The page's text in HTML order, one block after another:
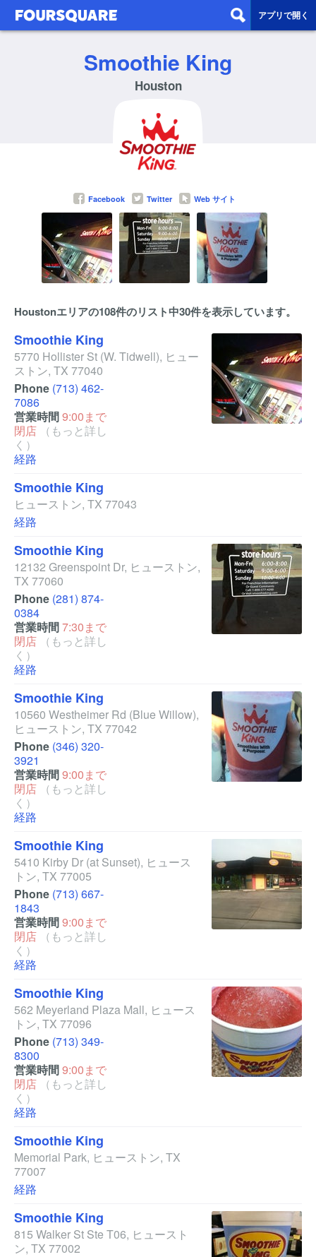
アプリで開く
Smoothie King
Houston
Facebook Twitter Web サイト
Houstonエリアの108件のリスト中30件を表示しています。
Smoothie King
5770 Hollister St (W. Tidwell), ヒュー
ストン, TX 77040
Phone (713) 462-
7086
営業時間9:00まで
閉店
（もっと詳し
く）
経路
Smoothie King
ヒューストン, TX 77043
経路
Smoothie King
12132 Greenspoint Dr, ヒューストン,
TX 77060
Phone (281) 874-
0384
営業時間7:30まで
閉店
（もっと詳し
く）
経路
Smoothie King
10560 Westheimer Rd (Blue Willow),
ヒューストン, TX 77042
Phone (346) 320-
3921
営業時間9:00まで
閉店
（もっと詳し
く）
経路
Smoothie King
5410 Kirby Dr (at Sunset), ヒュース
トン, TX 77005
Phone (713) 667-
1843
営業時間9:00まで
閉店
（もっと詳し
く）
経路
Smoothie King
562 Meyerland Plaza Mall, ヒュース
トン, TX 77096
Phone (713) 349-
8300
営業時間9:00まで
閉店
（もっと詳し
く）
経路
Smoothie King
Memorial Park, ヒューストン, TX
77007
経路
Smoothie King
815 Walker St Ste T06, ヒュースト
ン, TX 77002